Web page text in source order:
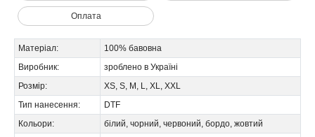
Оплата
Матеріал:
100% бавовна
Виробник:
зроблено в Україні
Розмір:
XS, S, M, L, XL, XXL
Тип нанесення:
DTF
Кольори:
білий, чорний, червоний, бордо, жовтий